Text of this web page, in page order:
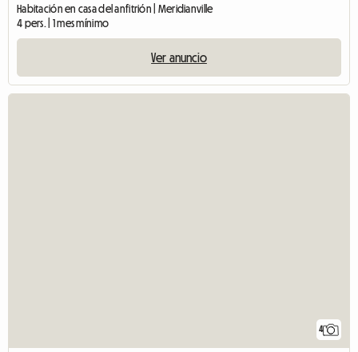
Habitación en casa del anfitrión | Meridianville
4 pers. | 1 mes mínimo
Ver anuncio
4